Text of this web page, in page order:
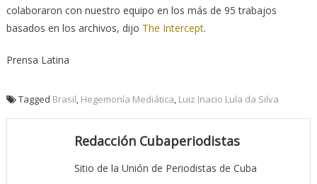
colaboraron con nuestro equipo en los más de 95 trabajos
basados en los archivos, dijo The Intercept.
Prensa Latina
Tagged Brasil Hegemonía Mediática Luiz Inacio Lula da Silva
Redacción Cubaperiodistas
Sitio de la Unión de Periodistas de Cuba